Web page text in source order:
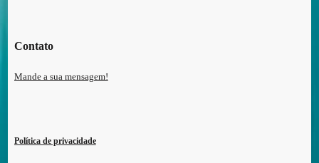
Contato
Mande a sua mensagem!
Política de privacidade